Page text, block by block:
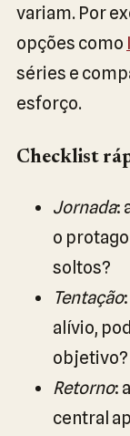
variam. Por
opções como
séries e
esforço.
Checklist
Jornada:
o
soltos?
Tentação
alívio,
objetivo?
Retorno:
central